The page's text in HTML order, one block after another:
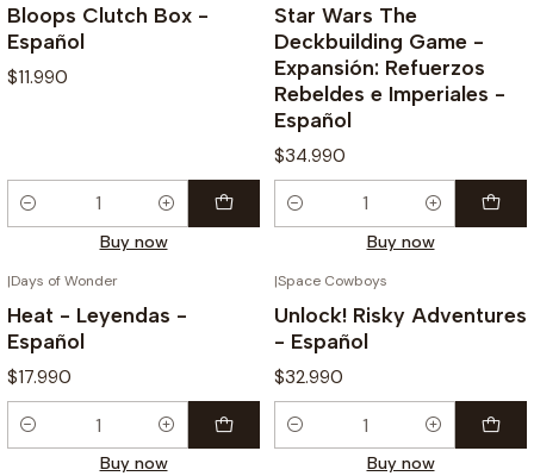
Bloops Clutch Box -
Español
$11.990
Quantity
Buy now
Star Wars The
Deckbuilding Game -
Expansión: Refuerzos
Rebeldes e Imperiales -
Español
$34.990
Quantity
Buy now
|Days of Wonder
Heat - Leyendas -
Español
$17.990
Quantity
Buy now
|Space Cowboys
Unlock! Risky Adventures
- Español
$32.990
Quantity
Buy now